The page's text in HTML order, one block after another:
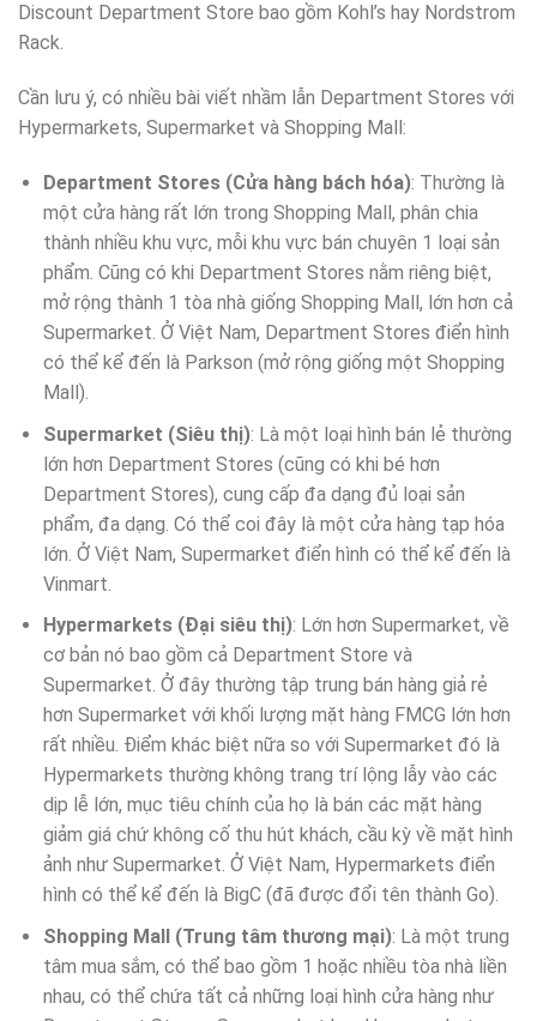
Discount Department Store bao gồm Kohl’s hay Nordstrom
Rack.
Cần lưu ý, có nhiều bài viết nhầm lẫn Department Stores với
Hypermarkets, Supermarket và Shopping Mall:
Department Stores (Cửa hàng bách hóa): Thường là
một cửa hàng rất lớn trong Shopping Mall, phân chia
thành nhiều khu vực, mỗi khu vực bán chuyên 1 loại sản
phẩm. Cũng có khi Department Stores nằm riêng biệt,
mở rộng thành 1 tòa nhà giống Shopping Mall, lớn hơn cả
Supermarket. Ở Việt Nam, Department Stores điển hình
có thể kể đến là Parkson (mở rộng giống một Shopping
Mall).
Supermarket (Siêu thị): Là một loại hình bán lẻ thường
lớn hơn Department Stores (cũng có khi bé hơn
Department Stores), cung cấp đa dạng đủ loại sản
phẩm, đa dạng. Có thể coi đây là một cửa hàng tạp hóa
lớn. Ở Việt Nam, Supermarket điển hình có thể kể đến là
Vinmart.
Hypermarkets (Đại siêu thị): Lớn hơn Supermarket, về
cơ bản nó bao gồm cả Department Store và
Supermarket. Ở đây thường tập trung bán hàng giả rẻ
hơn Supermarket với khối lượng mặt hàng FMCG lớn hơn
rất nhiều. Điểm khác biệt nữa so với Supermarket đó là
Hypermarkets thường không trang trí lộng lẫy vào các
dịp lễ lớn, mục tiêu chính của họ là bán các mặt hàng
giảm giá chứ không cố thu hút khách, cầu kỳ về mặt hình
ảnh như Supermarket. Ở Việt Nam, Hypermarkets điển
hình có thể kể đến là BigC (đã được đổi tên thành Go).
Shopping Mall (Trung tâm thương mại): Là một trung
tâm mua sắm, có thể bao gồm 1 hoặc nhiều tòa nhà liền
nhau, có thể chứa tất cả những loại hình cửa hàng như